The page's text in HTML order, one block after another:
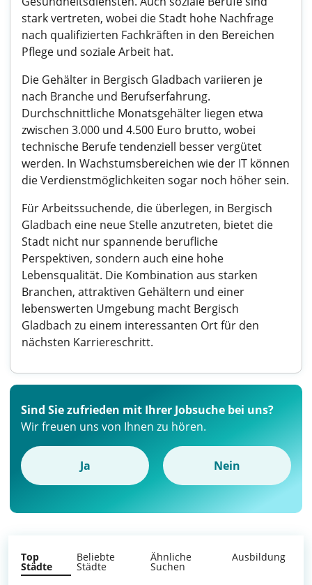
stark vertreten, wobei die Stadt hohe Nachfrage
nach qualifizierten Fachkräften in den Bereichen
Pflege und soziale Arbeit hat.
Die Gehälter in Bergisch Gladbach variieren je
nach Branche und Berufserfahrung.
Durchschnittliche Monatsgehälter liegen etwa
zwischen 3.000 und 4.500 Euro brutto, wobei
technische Berufe tendenziell besser vergütet
werden. In Wachstumsbereichen wie der IT können
die Verdienstmöglichkeiten sogar noch höher sein.
Für Arbeitssuchende, die überlegen, in Bergisch
Gladbach eine neue Stelle anzutreten, bietet die
Stadt nicht nur spannende berufliche
Perspektiven, sondern auch eine hohe
Lebensqualität. Die Kombination aus starken
Branchen, attraktiven Gehältern und einer
lebenswerten Umgebung macht Bergisch
Gladbach zu einem interessanten Ort für den
nächsten Karriereschritt.
Sind Sie zufrieden mit Ihrer Jobsuche bei uns?
Wir freuen uns von Ihnen zu hören.
Ja Nein
Top
Städte
Beliebte
Städte
Ähnliche
Suchen
Ausbildung